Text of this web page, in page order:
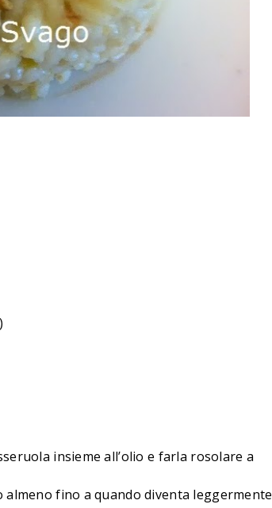
insieme all’olio e farla rosolare a
fino a quando diventa leggermente